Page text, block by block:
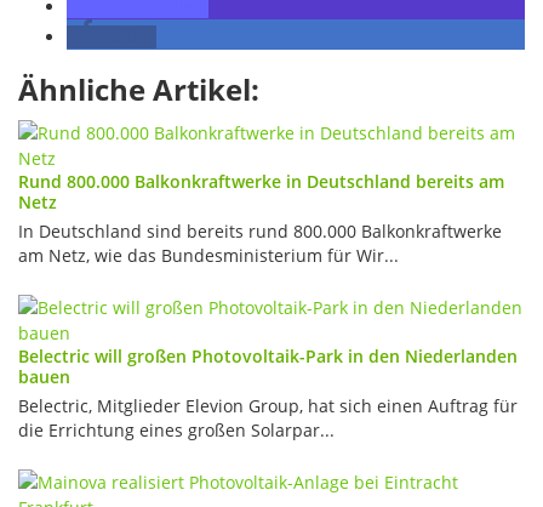
Ähnliche Artikel:
Rund 800.000 Balkonkraftwerke in Deutschland bereits am
Netz
In Deutschland sind bereits rund 800.000 Balkonkraftwerke
am Netz, wie das Bundesministerium für Wir...
Belectric will großen Photovoltaik-Park in den Niederlanden
bauen
Belectric, Mitglieder Elevion Group, hat sich einen Auftrag für
die Errichtung eines großen Solarpar...